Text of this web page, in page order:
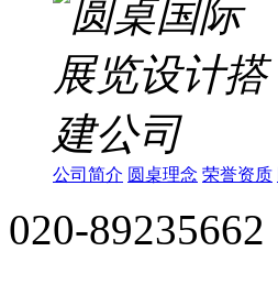
公司简介 圆桌理念 荣誉资质
020-89235662